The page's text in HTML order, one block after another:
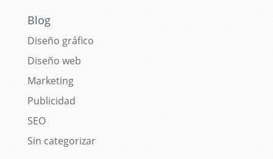
Blog
Diseño gráfico
Diseño web
Marketing
Publicidad
SEO
Sin categorizar